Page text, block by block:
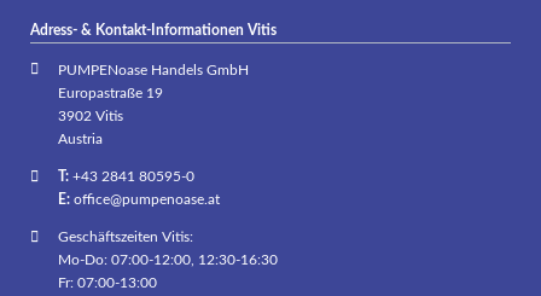
Adress- & Kontakt-Informationen Vitis
PUMPENoase Handels GmbH
Europastraße 19
3902 Vitis
Austria
T:+43 2841 80595-0
E: office@pumpenoase.at
Geschäftszeiten Vitis:
Mo-Do: 07:00-12:00, 12:30-16:30
Fr: 07:00-13:00